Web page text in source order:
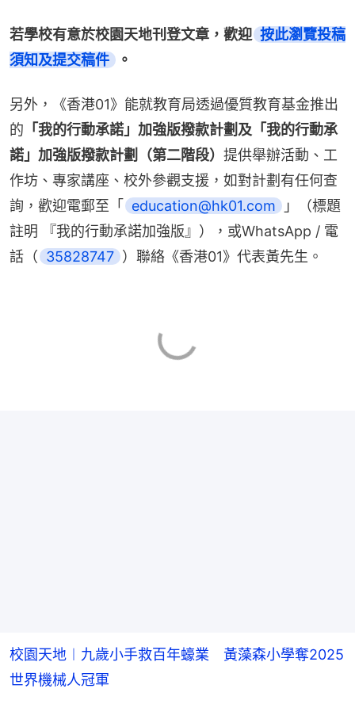
若學校有意於校園天地刊登文章，歡迎 按此瀏覽投稿
須知及提交稿件
。
另外，《香港01》能就教育局透過優質教育基金推出
的 「我的行動承諾」加強版撥款計劃及「我的行動承
諾」加強版撥款計劃（第二階段） 提供舉辦活動、工
作坊、專家講座、校外參觀支援，如對計劃有任何查
詢，歡迎電郵至「
education@hk01.com
」（標題
註明 『我的行動承諾加強版』），或WhatsApp / 電
話（ 35828747 ）聯絡《香港01》代表黃先生。
校園天地︱九歲小手救百年蠔業 黃藻森小學奪2025
世界機械人冠軍